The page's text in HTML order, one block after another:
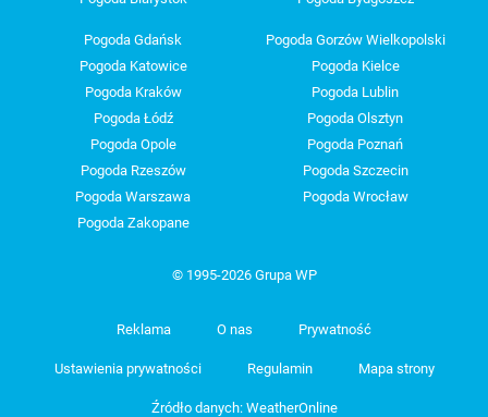
Pogoda Gdańsk
Pogoda Gorzów Wielkopolski
Pogoda Katowice
Pogoda Kielce
Pogoda Kraków
Pogoda Lublin
Pogoda Łódź
Pogoda Olsztyn
Pogoda Opole
Pogoda Poznań
Pogoda Rzeszów
Pogoda Szczecin
Pogoda Warszawa
Pogoda Wrocław
Pogoda Zakopane
© 1995-2026 Grupa WP
Reklama O nas Prywatność
Ustawienia prywatności Regulamin Mapa strony
Źródło danych: WeatherOnline